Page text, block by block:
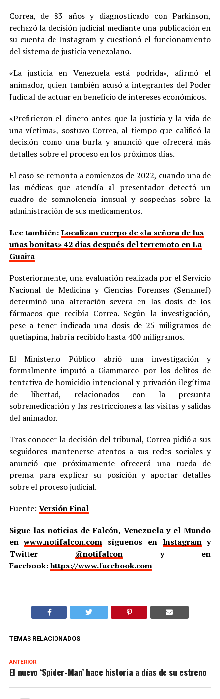
Correa, de 83 años y diagnosticado con Parkinson,
rechazó la decisión judicial mediante una publicación en
su cuenta de Instagram y cuestionó el funcionamiento
del sistema de justicia venezolano.
«La justicia en Venezuela está podrida», afirmó el
animador, quien también acusó a integrantes del Poder
Judicial de actuar en beneficio de intereses económicos.
«Prefirieron el dinero antes que la justicia y la vida de
una víctima», sostuvo Correa, al tiempo que calificó la
decisión como una burla y anunció que ofrecerá más
detalles sobre el proceso en los próximos días.
El caso se remonta a comienzos de 2022, cuando una de
las médicas que atendía al presentador detectó un
cuadro de somnolencia inusual y sospechas sobre la
administración de sus medicamentos.
Lee también:Localizan cuerpo de «la señora de las
uñas bonitas» 42 días después del terremoto en La
Guaira
Posteriormente, una evaluación realizada por el Servicio
Nacional de Medicina y Ciencias Forenses (Senamef)
determinó una alteración severa en las dosis de los
fármacos que recibía Correa. Según la investigación,
pese a tener indicada una dosis de 25 miligramos de
quetiapina, habría recibido hasta 400 miligramos.
El Ministerio Público abrió una investigación y
formalmente imputó a Giammarco por los delitos de
tentativa de homicidio intencional y privación ilegítima
de libertad, relacionados con la presunta
sobremedicación y las restricciones a las visitas y salidas
del animador.
Tras conocer la decisión del tribunal, Correa pidió a sus
seguidores mantenerse atentos a sus redes sociales y
anunció que próximamente ofrecerá una rueda de
prensa para explicar su posición y aportar detalles
sobre el proceso judicial.
Fuente: Versión Final
Sigue las noticias de Falcón, Venezuela y el Mundo
enwww.notifalcon.com síguenos en Instagramy
Twitter @notifalcony en
Facebook:https://www.facebook.com
TEMAS RELACIONADOS
ANTERIOR
El nuevo ‘Spider-Man’ hace historia a días de su estreno